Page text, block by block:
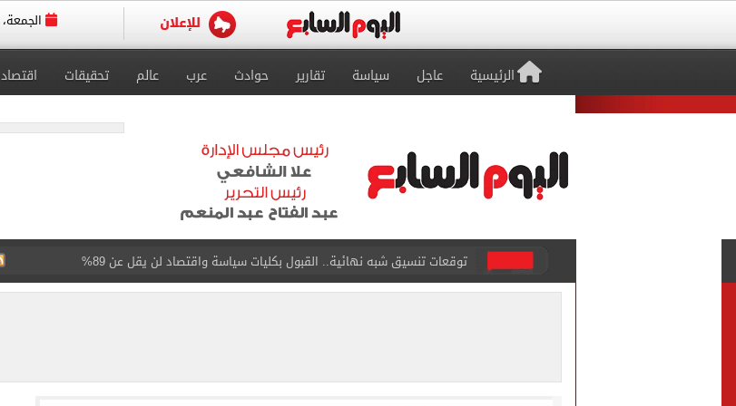
الجمعة، 07 أغسطس 2026
الرئيسية عاجل سياسة تقارير حوادث عرب عالم تحقيقات اقتصاد
مكتب التنسيق: إتاحة تعديل الرغبات حتى غلق المرحلة الأولى
بيع 15 ألف قميص و17000 تذكرة موسمية فى طرابزون سبور بعد صفقة محمد صلاح
صفقة محمد صلاح تتصدر عناوين الصحف التركية وقميصه يشعل الأسواق في طرابزون